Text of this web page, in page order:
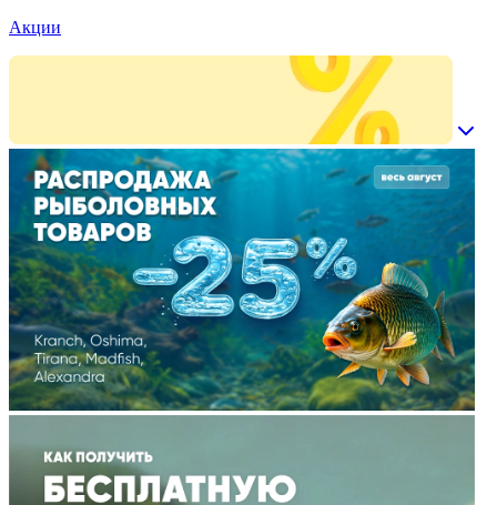
Акции